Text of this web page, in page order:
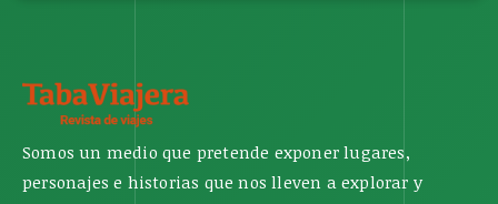
Somos un medio que pretende exponer lugares,
personajes e historias que nos lleven a explorar y